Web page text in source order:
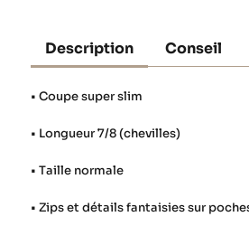
Description Conseil
• Coupe super slim
• Longueur 7/8 (chevilles)
• Taille normale
• Zips et détails fantaisies sur